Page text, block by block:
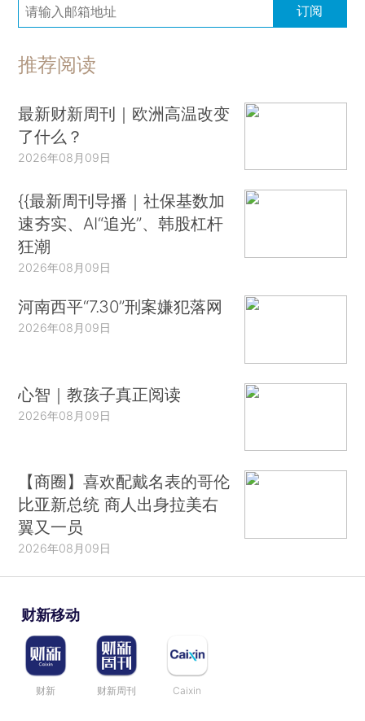
订阅
推荐阅读
最新财新周刊｜欧洲高温改变
了什么？
2026年08月09日
{{最新周刊导播｜社保基数加
速夯实、AI“追光”、韩股杠杆
狂潮
2026年08月09日
河南西平“7.30”刑案嫌犯落网
2026年08月09日
心智｜教孩子真正阅读
2026年08月09日
【商圈】喜欢配戴名表的哥伦
比亚新总统 商人出身拉美右
翼又一员
2026年08月09日
财新移动
财新 财新周刊 Caixin